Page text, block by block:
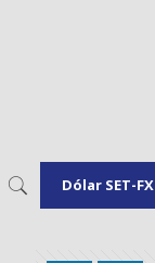
Dólar SET-FX